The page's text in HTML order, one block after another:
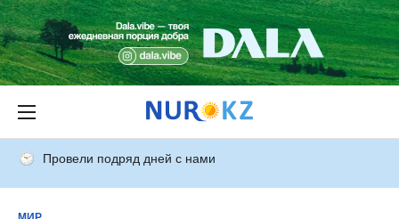
Провели подряд дней с нами